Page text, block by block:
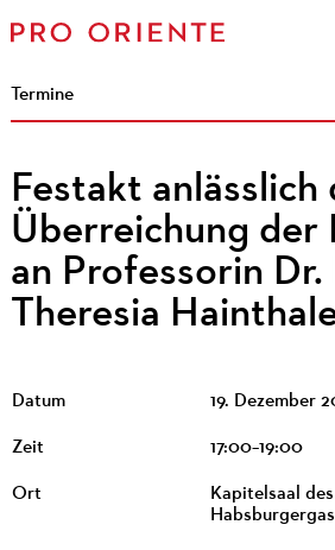
Termine
Festakt anlässlich
Überreichung der
an Professorin Dr.
Theresia
Datum 19. Dezember
Zeit 17:00–19:00
Ort
Kapitelsaal